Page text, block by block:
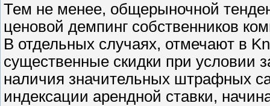
Тем не менее, общерыночной
ценовой демпинг собственников
В отдельных случаях, отмечают в
существенные скидки при условии
наличия значительных штрафных
индексации арендной ставки,